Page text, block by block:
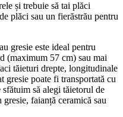
și trebuie să tai plăci
plăci sau un fierăstrău pentru
gresie este ideal pentru
(maximum 57 cm) sau mai
tăieturi drepte, longitudinale
gresie poate fi transportată cu
să alegi tăietorul de
faianță ceramică sau